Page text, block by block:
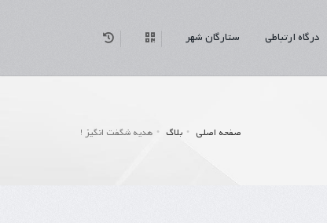
درگاه ارتباطی ستارگان شهر
صفحه اصلی بلاگ هدیه شگفت انگیز !